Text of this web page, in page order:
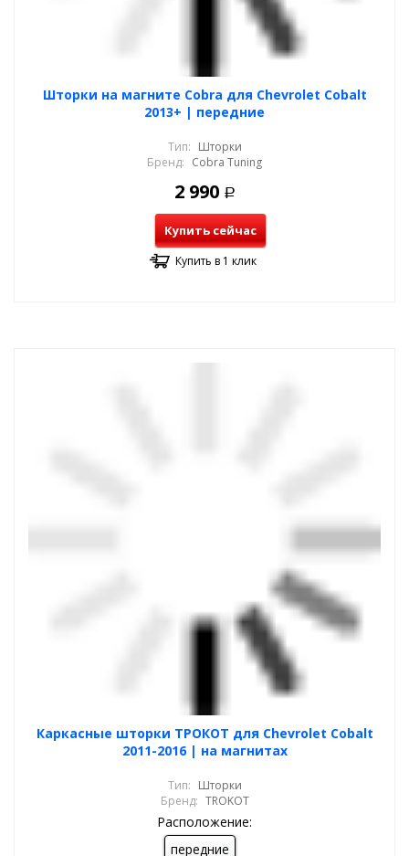
Шторки на магните Cobra для Chevrolet Cobalt
2013+ | передние
Тип: Шторки
Бренд: Cobra Tuning
2 990 Р
Купить сейчас
Купить в 1 клик
Каркасные шторки ТРОКОТ для Chevrolet Cobalt
2011-2016 | на магнитах
Тип: Шторки
Бренд: TROKOT
Расположение:
передние